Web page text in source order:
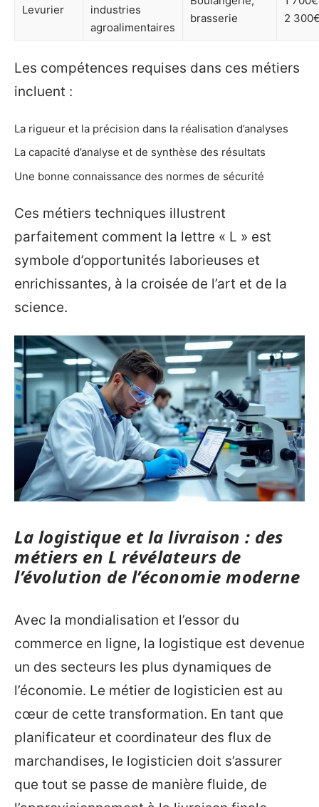
Levurier
industries
agroalimentaires
brasserie
2
Les compétences requises dans ces métiers
incluent :
La rigueur et la précision dans la réalisation d’analyses
La capacité d’analyse et de synthèse des résultats
Une bonne connaissance des normes de sécurité
Ces métiers techniques illustrent
parfaitement comment la lettre « L » est
symbole d’opportunités laborieuses et
enrichissantes, à la croisée de l’art et de la
science.
La logistique et la livraison : des
métiers en L révélateurs de
l’évolution de l’économie moderne
Avec la mondialisation et l’essor du
commerce en ligne, la logistique est devenue
un des secteurs les plus dynamiques de
l’économie. Le métier de logisticien est au
cœur de cette transformation. En tant que
planificateur et coordinateur des flux de
marchandises, le logisticien doit s’assurer
que tout se passe de manière fluide, de